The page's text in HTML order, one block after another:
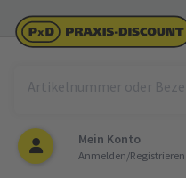
Mein Konto
Anmelden/Registrieren